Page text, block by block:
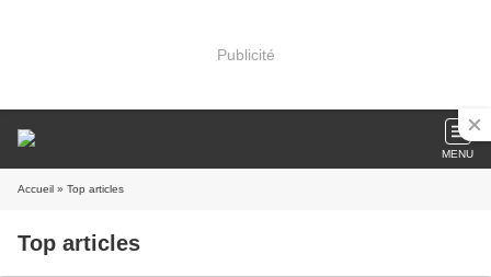
Publicité
MENU
Accueil » Top articles
Top articles